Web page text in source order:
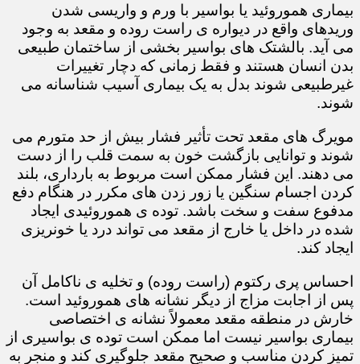
بیماری هموروئید یا بواسیر با ورم و واریسی شدن
وریدهای واقع در دیواره ی راست روده و مقعد به وجود
می آید. بالشتک های بواسیر بخشی از ساختمان طبیعی
بدن انسان هستند و فقط زمانی که دچار تغییرات
غیرطبیعی شوند بدل به یک بیماری آسیب شناسانه می
شوند.
مویرگ های مقعد تحت تأثیر فشار بیش از حد متورم می
شوند و توانایی بازگشت خون به سمت قلب را از دست
می دهند. این فشار ممکن است مربوط به بارداری، بلند
کردن اجسام سنگین یا زور زدن های مکرر در هنگام دفع
مدفوع سفت و سخت باشد. توده ی هموروئیدی ایجاد
شده در داخل یا خارج از مقعد می تواند درد یا خونریزی
ایجاد کند.
احساس پری رکتوم (راست روده) و تخلیه ی ناکامل آن
پس از اجابت مزاج از دیگر نشانه های هموروئید است.
خارش در منطقه مقعد معمولاً نشانه ی اختصاصی
بیماری بواسیر نیست اما ممکن است توده ی بواسیری از
تمیز کردن مناسب و صحیح مقعد جلوگیری کند و منجر به